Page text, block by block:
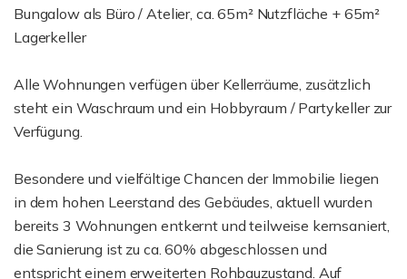
Bungalow als Büro / Atelier, ca. 65m² Nutzfläche + 65m²
Lagerkeller
Alle Wohnungen verfügen über Kellerräume, zusätzlich
steht ein Waschraum und ein Hobbyraum / Partykeller zur
Verfügung.
Besondere und vielfältige Chancen der Immobilie liegen
in dem hohen Leerstand des Gebäudes, aktuell wurden
bereits 3 Wohnungen entkernt und teilweise kernsaniert,
die Sanierung ist zu ca. 60% abgeschlossen und
entspricht einem erweiterten Rohbauzustand. Auf